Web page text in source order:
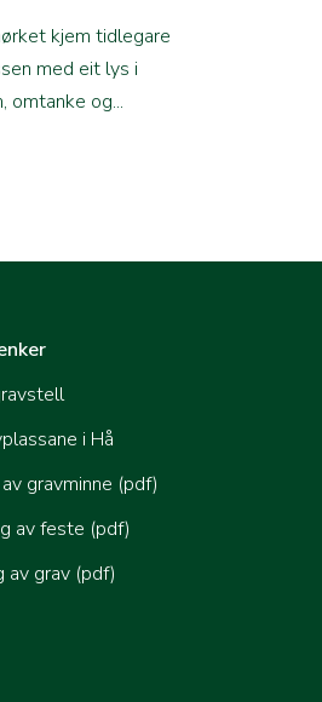
kjem tidlegare
med eit lys i
omtanke og...
i Hå
gravminne (pdf)
av feste (pdf)
av grav (pdf)